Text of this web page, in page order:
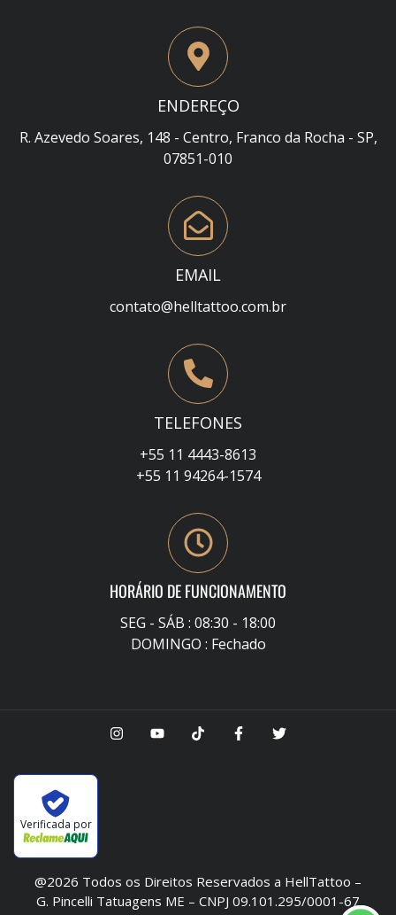
ENDEREÇO
R. Azevedo Soares, 148 - Centro, Franco da Rocha - SP,
07851-010
EMAIL
contato@helltattoo.com.br
TELEFONES
+55 11 4443-8613
+55 11 94264-1574
HORÁRIO DE FUNCIONAMENTO
SEG - SÁB : 08:30 - 18:00
DOMINGO : Fechado
Verificada por
@2026 Todos os Direitos Reservados a HellTattoo –
G. Pincelli Tatuagens ME – CNPJ 09.101.295/0001-67